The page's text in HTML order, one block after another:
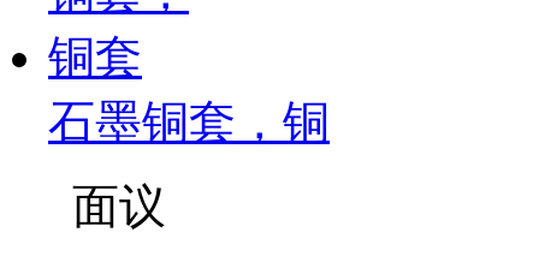
石墨铜套，铜
面议